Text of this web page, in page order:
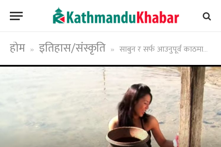
होम » इतिहास/संस्कृति » साबुन र सर्फ आउनुपूर्व काठमाडौंमा केले धोइन्थ्यो कपडा ? यस्तो छ ‘खँ याङ्केगु’ को प्रयोग